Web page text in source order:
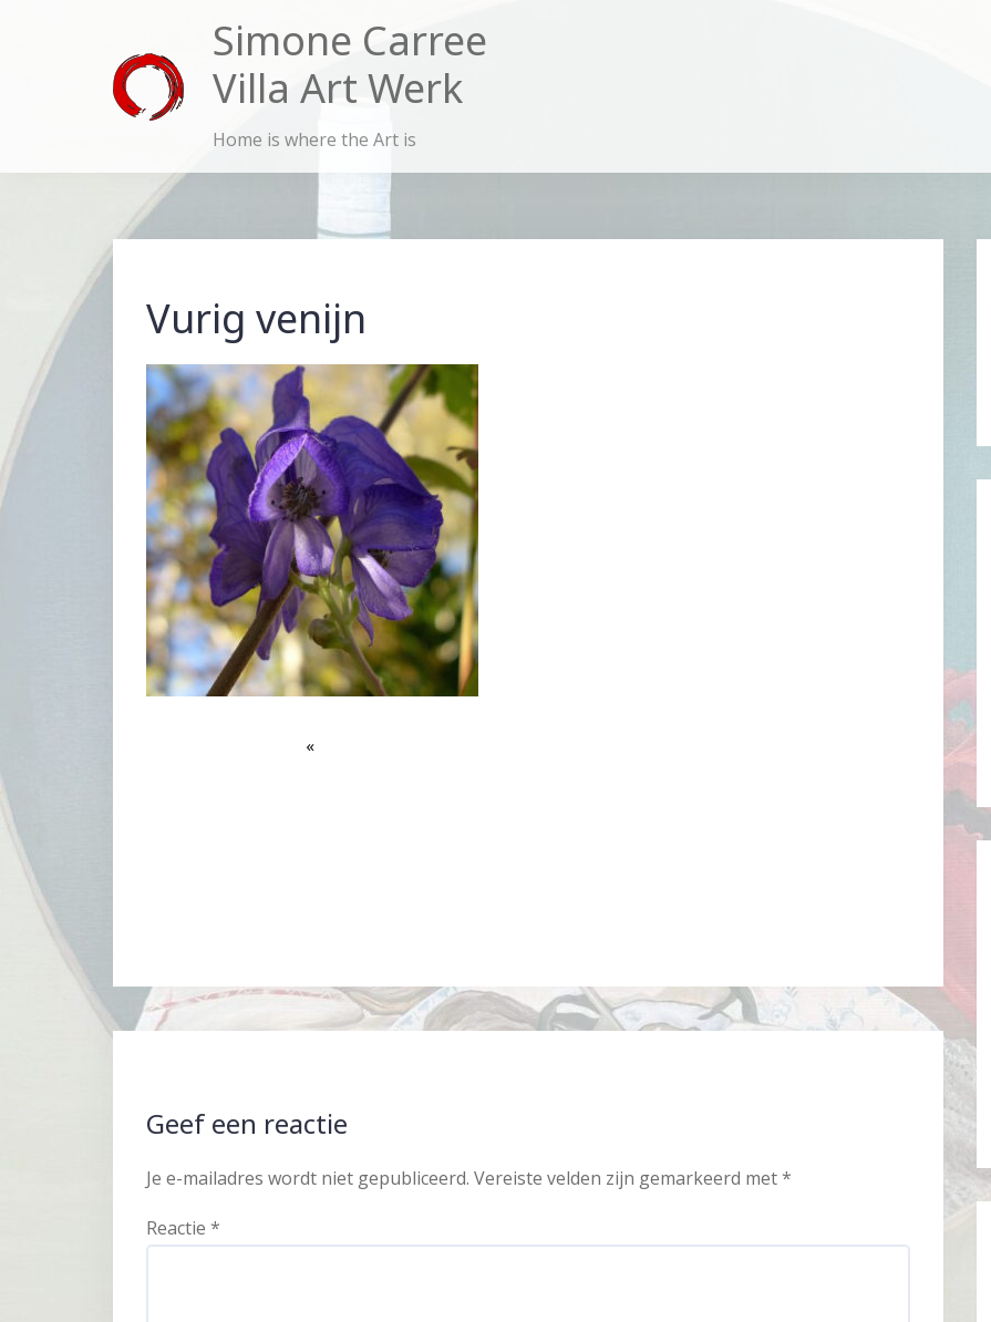
Simone Carree
Villa Art Werk
Home is where the Art is
Vurig venijn
Geef een reactie
Je e-mailadres wordt niet gepubliceerd. Vereiste velden zijn gemarkeerd met*
Reactie *